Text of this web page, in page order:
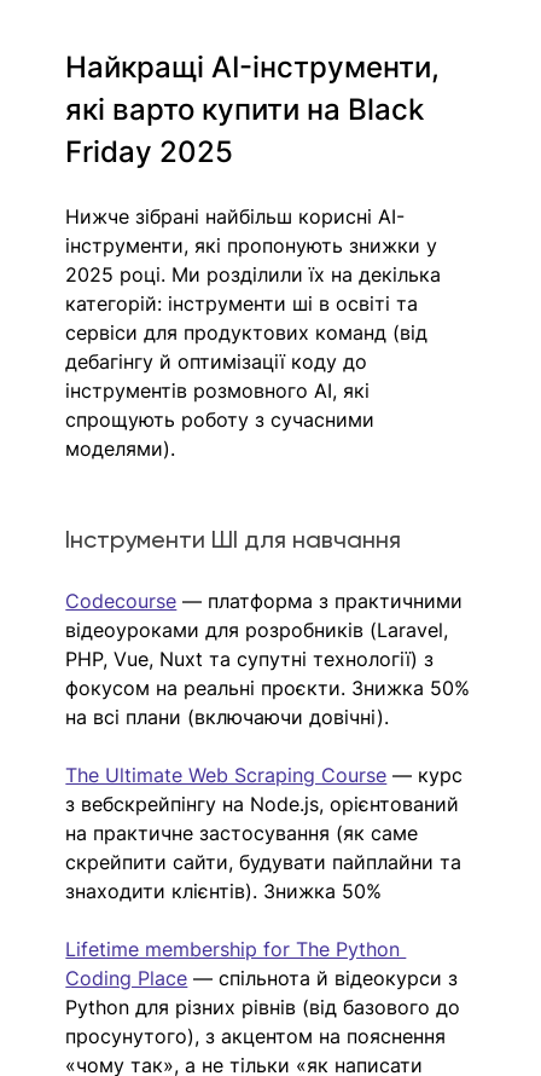
Найкращі AI-інструменти,
які варто купити на Black
Friday 2025
Нижче зібрані найбільш корисні AI-
інструменти, які пропонують знижки у
2025 році. Ми розділили їх на декілька
категорій: інструменти ші в освіті та
сервіси для продуктових команд (від
дебагінгу й оптимізації коду до
інструментів розмовного AI, які
спрощують роботу з сучасними
моделями).
Інструменти ШІ для навчання
Codecourse — платформа з практичними
відеоуроками для розробників (Laravel,
PHP, Vue, Nuxt та супутні технології) з
фокусом на реальні проєкти. Знижка 50%
на всі плани (включаючи довічні).
The Ultimate Web Scraping Course — курс
з вебскрейпінгу на Node.js, орієнтований
на практичне застосування (як саме
скрейпити сайти, будувати пайплайни та
знаходити клієнтів). Знижка 50%
Lifetime membership for The Python
Coding Place — спільнота й відеокурси з
Python для різних рівнів (від базового до
просунутого), з акцентом на пояснення
«чому так», а не тільки «як написати